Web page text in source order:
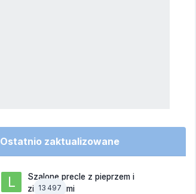
Ostatnio zaktualizowane
13 497
Szalone precle z pieprzem i
ziemniakami